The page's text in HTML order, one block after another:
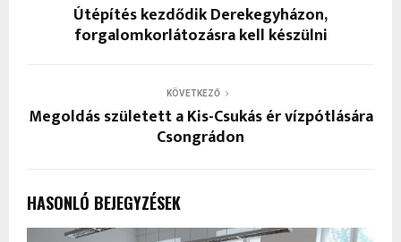
Útépítés kezdődik Derekegyházon,
forgalomkorlátozásra kell készülni
KÖVETKEZŐ
Megoldás született a Kis-Csukás ér vízpótlására
Csongrádon
HASONLÓ BEJEGYZÉSEK